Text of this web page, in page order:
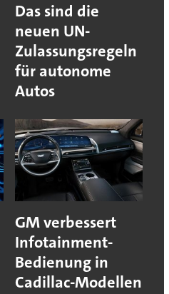
Das sind die
neuen UN-
Zulassungsregeln
für autonome
Autos
GM verbessert
Infotainment-
Bedienung in
Cadillac-Modellen